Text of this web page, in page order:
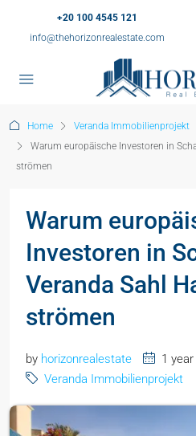
+20 100 4545 121
info@thehorizonrealestate.com
Home
Veranda Immobilienprojekt
Warum europäische Investoren in
strömen
Warum
Investoren in
Veranda Sahl
strömen
by horizonrealestate
1
Veranda Immobilienprojekt